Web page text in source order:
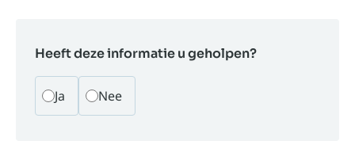
Heeft deze informatie u geholpen?
Ja Nee